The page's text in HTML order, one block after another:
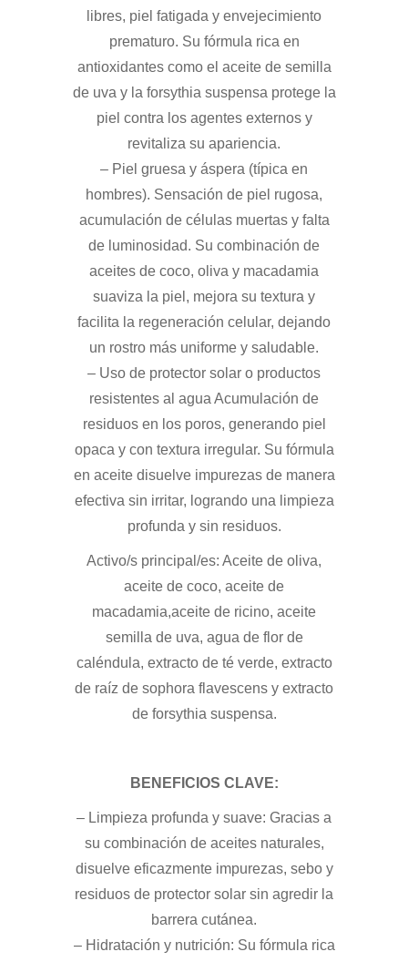
libres, piel fatigada y envejecimiento
prematuro. Su fórmula rica en
antioxidantes como el aceite de semilla
de uva y la forsythia suspensa protege la
piel contra los agentes externos y
revitaliza su apariencia.
– Piel gruesa y áspera (típica en
hombres). Sensación de piel rugosa,
acumulación de células muertas y falta
de luminosidad. Su combinación de
aceites de coco, oliva y macadamia
suaviza la piel, mejora su textura y
facilita la regeneración celular, dejando
un rostro más uniforme y saludable.
– Uso de protector solar o productos
resistentes al agua Acumulación de
residuos en los poros, generando piel
opaca y con textura irregular. Su fórmula
en aceite disuelve impurezas de manera
efectiva sin irritar, logrando una limpieza
profunda y sin residuos.
Activo/s principal/es: Aceite de oliva,
aceite de coco, aceite de
macadamia,aceite de ricino, aceite
semilla de uva, agua de flor de
caléndula, extracto de té verde, extracto
de raíz de sophora flavescens y extracto
de forsythia suspensa.
BENEFICIOS CLAVE:
– Limpieza profunda y suave: Gracias a
su combinación de aceites naturales,
disuelve eficazmente impurezas, sebo y
residuos de protector solar sin agredir la
barrera cutánea.
– Hidratación y nutrición: Su fórmula rica